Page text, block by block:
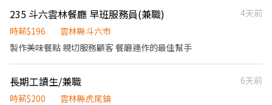
縣斗六市）｜週三、週六 ・西螺（雲林縣西螺鎮）｜週四、週日
・崙背（雲林縣崙背鄉）｜週二、週五 ・莿桐（雲林縣莿桐
鄉）｜週五 ・土庫（雲林縣土庫鎮）｜週一 ……更多場地無法
有想去的夜市、商圈或適合演出的地點，歡迎主動洽詢，我們都可
以為您協調排班，讓您在最熟悉、最方便的地方工作。 🌟 工作亮
235 斗六雲林餐廳 早班服務員(兼職)
4天前
時薪$196
雲林縣斗六市
製作美味餐點 親切服務顧客 餐廳運作的最佳幫手
長期工讀生/兼職
6天前
時薪$200
雲林縣虎尾鎮